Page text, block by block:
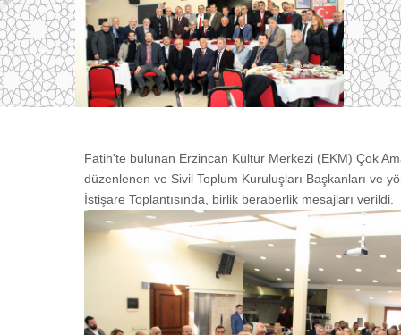
Fatih'te bulunan Erzincan Kültür Merkezi (EKM) Çok
düzenlenen ve Sivil Toplum Kuruluşları Başkanları ve
İstişare Toplantısında, birlik beraberlik mesajları verildi.